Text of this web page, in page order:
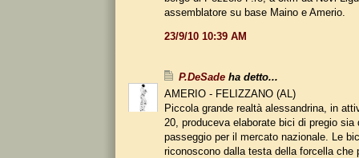
assemblatore su base Maino e Amerio.
23/9/10 10:39 AM
P.DeSade ha detto...
AMERIO - FELIZZANO (AL)
Piccola grande realtà alessandrina, in
20, produceva elaborate bici di pregio sia
passeggio per il mercato nazionale. Le
riconoscono dalla testa della forcella che